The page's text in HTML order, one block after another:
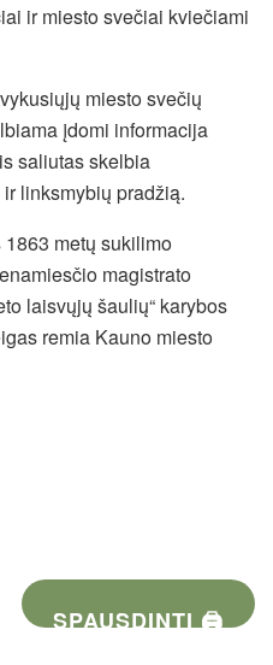
ir miesto svečiai kviečiami
miesto svečių
įdomi informacija
saliutas skelbia
linksmybių pradžią.
metų sukilimo
magistrato
laisvųjų šaulių“ karybos
remia Kauno miesto
SPAUSDINTI 🖨